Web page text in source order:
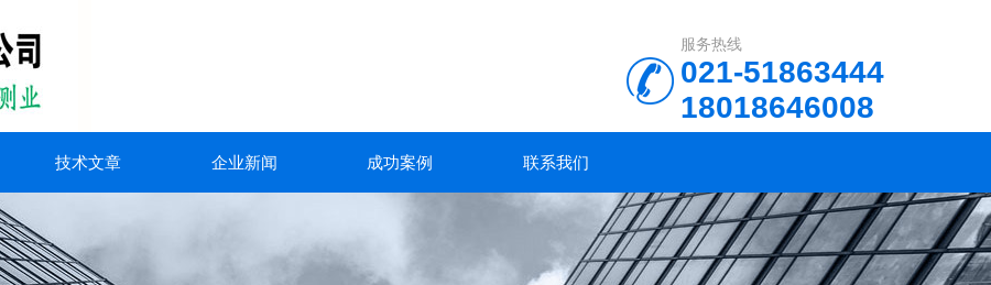
服务热线
021-51863444
18018646008
技术文章 企业新闻 成功案例 联系我们